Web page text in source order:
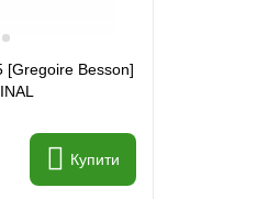
[Gregoire Besson]
Купити